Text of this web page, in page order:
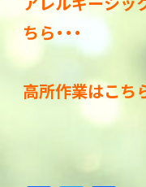
ちら・・・
高所作業はこちら